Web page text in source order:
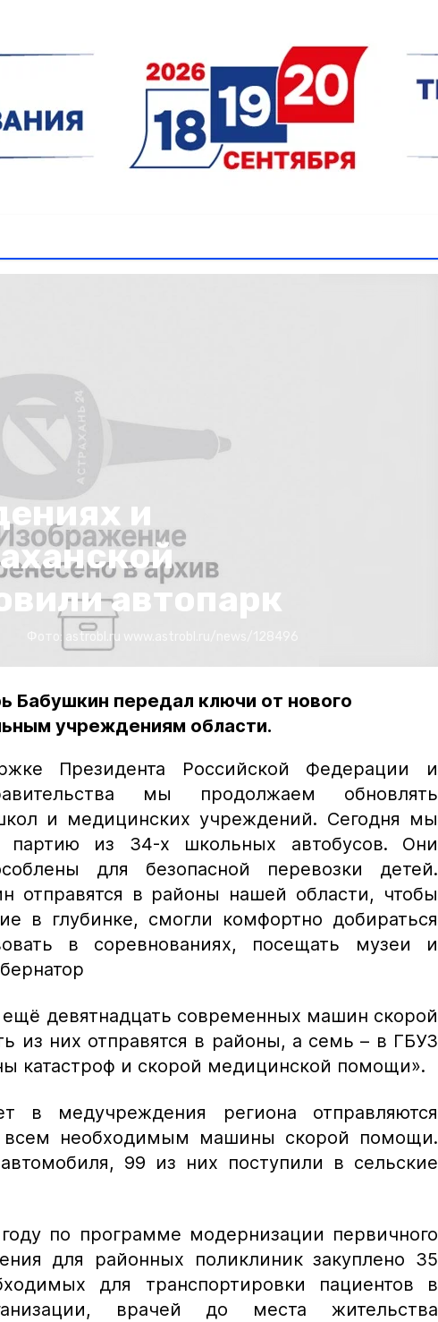
и
автопарк
Фото: astrobl.ru
Бабушкин передал ключи от нового
учреждениям области.
Президента Российской Федерации и
мы продолжаем обновлять
и медицинских учреждений. Сегодня мы
партию из 34-х школьных автобусов. Они
для безопасной перевозки детей.
отправятся в районы нашей области, чтобы
в глубинке, смогли комфортно добираться
в соревнованиях, посещать музеи и
девятнадцать современных машин скорой
из них отправятся в районы, а семь – в ГБУЗ
катастроф и скорой медицинской помощи».
в медучреждения региона отправляются
всем необходимым машины скорой помощи.
99 из них поступили в сельские
по программе модернизации первичного
для районных поликлиник закуплено 35
для транспортировки пациентов в
врачей до места жительства